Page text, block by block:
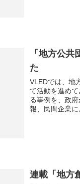
「地方公
た
VLEDでは、地
て活動を進め
る事例を、政
報、民間企業に
連載「地方